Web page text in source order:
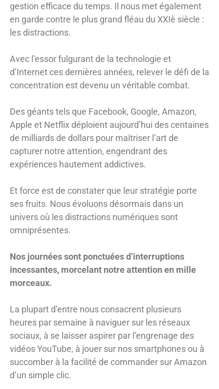
gestion efficace du temps. Il nous met également
en garde contre le plus grand fléau du XXIè siècle :
les distractions.
Avec l’essor fulgurant de la technologie et
d’Internet ces dernières années, relever le défi de la
concentration est devenu un véritable combat.
Des géants tels que Facebook, Google, Amazon,
Apple et Netflix déploient aujourd’hui des centaines
de milliards de dollars pour maîtriser l’art de
capturer notre attention, engendrant des
expériences hautement addictives.
Et force est de constater que leur stratégie porte
ses fruits. Nous évoluons désormais dans un
univers où les distractions numériques sont
omniprésentes.
Nos journées sont ponctuées d’interruptions
incessantes, morcelant notre attention en mille
morceaux.
La plupart d’entre nous consacrent plusieurs
heures par semaine à naviguer sur les réseaux
sociaux, à se laisser aspirer par l’engrenage des
vidéos YouTube, à jouer sur nos smartphones ou à
succomber à la facilité de commander sur Amazon
d’un simple clic.